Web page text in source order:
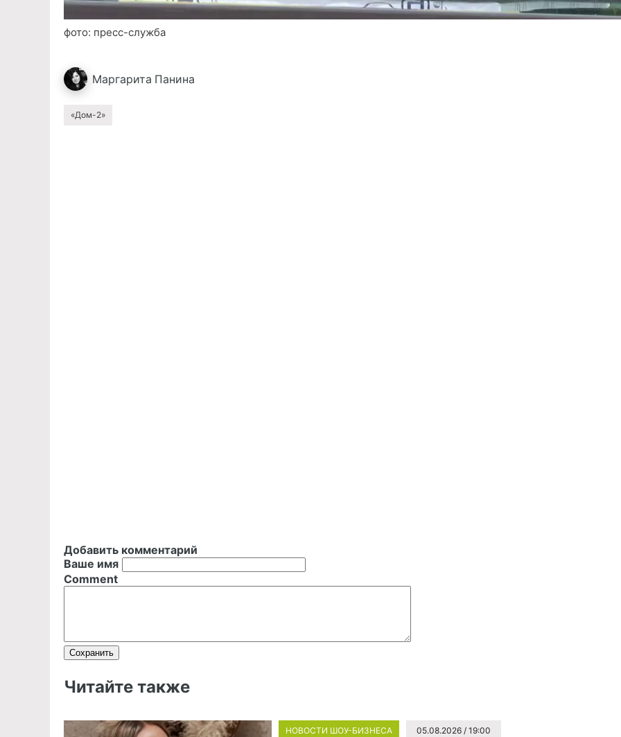
фото: пресс-служба
Маргарита Панина
«Дом-2»
Добавить комментарий
Ваше имя
Comment
Читайте также
НОВОСТИ ШОУ-БИЗНЕСА 05.08.2026 / 19:00